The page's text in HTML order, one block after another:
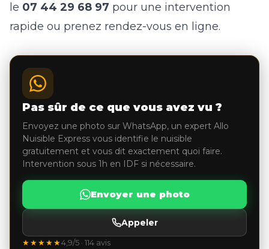
le 07 44 29 68 97 pour une intervention
rapide ou prenez rendez-vous en ligne.
Pas sûr de ce que vous avez vu ?
Envoyez une photo sur WhatsApp, un expert Allo
Nuisible Express vous identifie le nuisible
gratuitement et vous dit exactement quoi faire.
Intervention sous 1h en IDF si nécessaire.
Envoyer une photo
Appeler
★★★★★4,9/5 · 114 avis